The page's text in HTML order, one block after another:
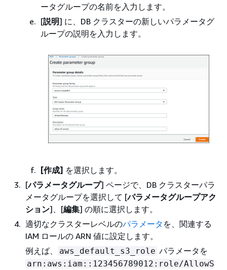
ータグループの名前を入力します。
[説明] に、DB クラスターの新しいパラメータグ
ループの説明を入力します。
[作成] を選択します。
[パラメータグループ] ページで、DB クラスターパラ
メータグループを選択して [パラメータグループアク
ション]、[編集] の順に選択します。
適切なクラスターレベルのパラメータ を、関連する
IAM ロールの ARN 値に設定します。
例えば、
aws_default_s3_role パラメータを
arn:aws:iam::123456789012:role/AllowS